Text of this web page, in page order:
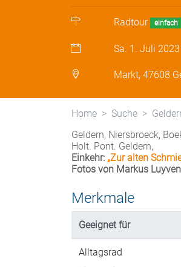
Radtour einfach
Sa. 1. Juli 2023
Markt, 47608
Home Suche
Geldern, Niersbroeck,
Holt. Pont. Geldern,
Einkehr: „Zur alten
Fotos von Markus
Merkmale
Geeignet für
Alltagsrad